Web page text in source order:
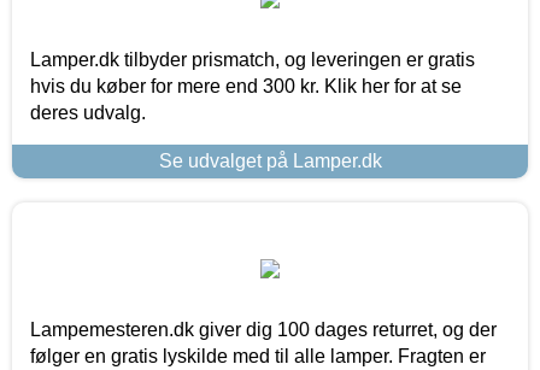
Lamper.dk tilbyder prismatch, og leveringen er gratis
hvis du køber for mere end 300 kr. Klik her for at se
deres udvalg.
Se udvalget på Lamper.dk
Lampemesteren.dk giver dig 100 dages returret, og der
følger en gratis lyskilde med til alle lamper. Fragten er